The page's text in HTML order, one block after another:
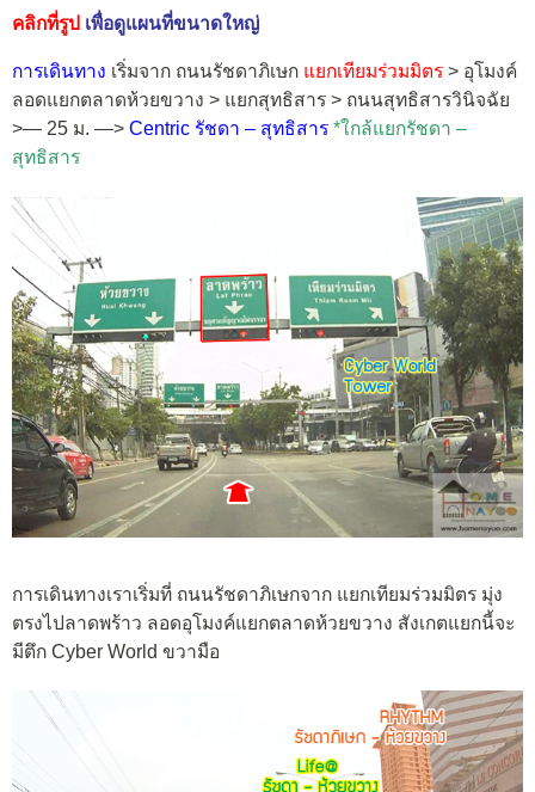
คลิกที่รูป เพื่อดูแผนที่ขนาดใหญ่
การเดินทาง เริ่มจาก ถนนรัชดาภิเษก แยกเทียมร่วมมิตร > อุโมงค์
ลอดแยกตลาดห้วยขวาง > แยกสุทธิสาร > ถนนสุทธิสารวินิจฉัย
>— 25 ม. —> Centric รัชดา – สุทธิสาร *ใกล้แยกรัชดา –
สุทธิสาร
การเดินทางเราเริ่มที่ ถนนรัชดาภิเษกจาก แยกเทียมร่วมมิตร มุ่ง
ตรงไปลาดพร้าว ลอดอุโมงค์แยกตลาดห้วยขวาง สังเกตแยกนี้จะ
มีตึก Cyber World ขวามือ